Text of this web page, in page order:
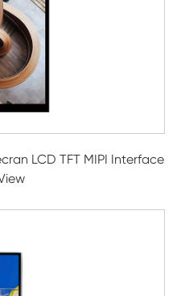
LCD TFT MIPI Interface